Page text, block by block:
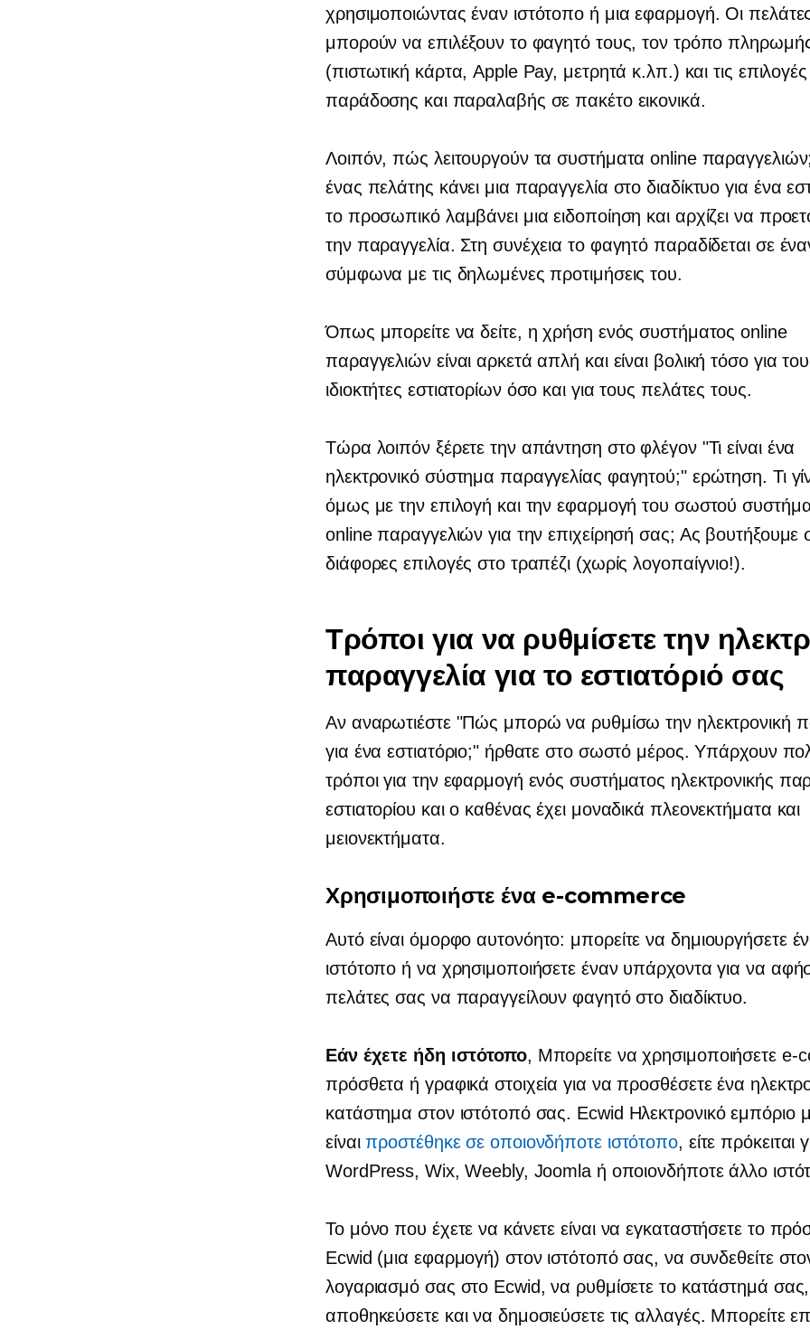
χρησιμοποιώντας έναν ιστότοπο ή μια εφαρμογή. Οι
μπορούν να επιλέξουν το φαγητό τους, τον τρόπο
(πιστωτική κάρτα, Apple Pay, μετρητά κ.λπ.) και τις επιλογές
παράδοσης και παραλαβής σε πακέτο εικονικά.
Λοιπόν, πώς λειτουργούν τα συστήματα online
ένας πελάτης κάνει μια παραγγελία στο διαδίκτυο για ένα
το προσωπικό λαμβάνει μια ειδοποίηση και αρχίζει να
την παραγγελία. Στη συνέχεια το φαγητό παραδίδεται σε
σύμφωνα με τις δηλωμένες προτιμήσεις του.
Όπως μπορείτε να δείτε, η χρήση ενός συστήματος online
παραγγελιών είναι αρκετά απλή και είναι βολική τόσο για
ιδιοκτήτες εστιατορίων όσο και για τους πελάτες τους.
Τώρα λοιπόν ξέρετε την απάντηση στο φλέγον "Τι είναι ένα
ηλεκτρονικό σύστημα παραγγελίας φαγητού;" ερώτηση. Τι
όμως με την επιλογή και την εφαρμογή του σωστού
online παραγγελιών για την επιχείρησή σας; Ας βουτήξουμε
διάφορες επιλογές στο τραπέζι (χωρίς λογοπαίγνιο!).
Τρόποι για να ρυθμίσετε την
παραγγελία για το εστιατόριό σας
Αν αναρωτιέστε "Πώς μπορώ να ρυθμίσω την ηλεκτρονική
για ένα εστιατόριο;" ήρθατε στο σωστό μέρος. Υπάρχουν
τρόποι για την εφαρμογή ενός συστήματος ηλεκτρονικής
εστιατορίου και ο καθένας έχει μοναδικά πλεονεκτήματα και
μειονεκτήματα.
Χρησιμοποιήστε ένα e-commerce
Αυτό είναι όμορφοαυτονόητο: μπορείτε να δημιουργήσετε
ιστότοπο ή να χρησιμοποιήσετε έναν υπάρχοντα για να
πελάτες σας να παραγγείλουν φαγητό στο διαδίκτυο.
Εάν έχετε ήδη ιστότοπο, Μπορείτε να χρησιμοποιήσετε e-
πρόσθετα ή γραφικά στοιχεία για να προσθέσετε ένα
κατάστημα στον ιστότοπό σας. Ecwid Ηλεκτρονικό εμπόριο
είναιπροστέθηκε σε οποιονδήποτε ιστότοπο, είτε πρόκειται
WordPress, Wix, Weebly, Joomla ή οποιονδήποτε άλλο
Το μόνο που έχετε να κάνετε είναι να εγκαταστήσετε το
Ecwid (μια εφαρμογή) στον ιστότοπό σας, να συνδεθείτε
λογαριασμό σας στο Ecwid, να ρυθμίσετε το κατάστημά
αποθηκεύσετε και να δημοσιεύσετε τις αλλαγές. Μπορείτε